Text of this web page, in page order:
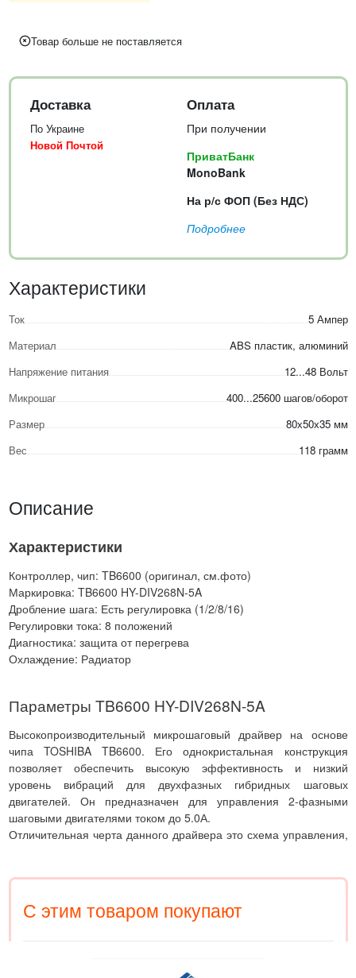
Товар больше не поставляется
Доставка
По Украине
Новой Почтой
Оплата
При получении
ПриватБанк
MonoBank
На р/с ФОП (Без НДС)
Подробнее
Характеристики
Ток
5 Ампер
Материал
ABS пластик, алюминий
Напряжение питания
12...48 Вольт
Микрошаг
400...25600 шагов/оборот
Размер
80х50х35 мм
Вес
118 грамм
Описание
Характеристики
Контроллер, чип: TB6600 (оригинал, см.фото)
Маркировка: TB6600 HY-DIV268N-5A
Дробление шага: Есть регулировка (1/2/8/16)
Регулировки тока: 8 положений
Диагностика: защита от перегрева
Охлаждение: Радиатор
Параметры TB6600 HY-DIV268N-5A
Высокопроизводительный микрошаговый драйвер на основе
чипа TOSHIBA TB6600. Его однокристальная конструкция
позволяет обеспечить высокую эффективность и низкий
уровень вибраций для двухфазных гибридных шаговых
двигателей. Он предназначен для управления 2-фазными
шаговыми двигателями током до 5.0А.
Отличительная черта данного драйвера это схема управления,
вибрациию. С помощью этого драйвера Вы легко можете
добиться повышенного момента на высоких оборотах двигателя
и более высокой точности позиционирования по сравнению с
С этим товаром покупают